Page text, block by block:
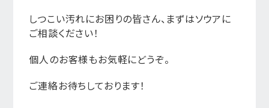
しつこい汚れにお困りの皆さん、まずはソウアに
ご相談ください！
個人のお客様もお気軽にどうぞ。
ご連絡お待ちしております！